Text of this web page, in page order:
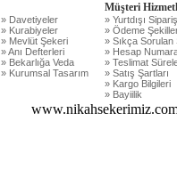
» Davetiyeler
» Kurabiyeler
» Mevlüt Şekeri
» Anı Defterleri
» Bekarlığa Veda
» Kurumsal Tasarım
Müşteri
» Yurtdışı
» Ödeme
» Sıkça Sorulan
» Hesap
» Teslimat
» Satış Şartları
» Kargo Bilgileri
» Bayiilik